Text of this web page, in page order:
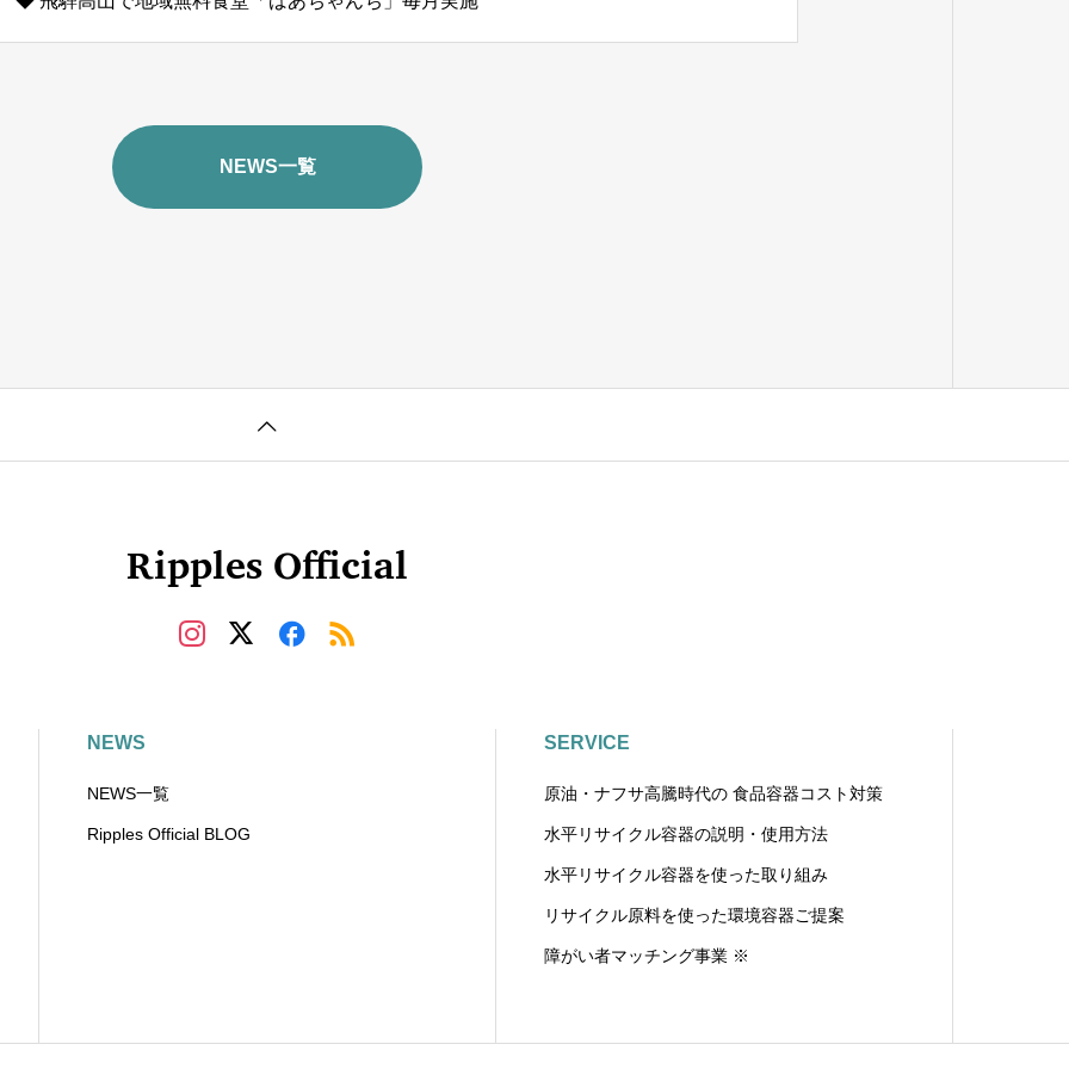
NEWS一覧
Ripples Official
NEWS
NEWS一覧
Ripples Official BLOG
SERVICE
原油・ナフサ高騰時代の 食品容器コスト対策
水平リサイクル容器の説明・使用方法
水平リサイクル容器を使った取り組み
リサイクル原料を使った環境容器ご提案
障がい者マッチング事業 ※